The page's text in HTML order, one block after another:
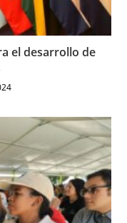
el desarrollo de